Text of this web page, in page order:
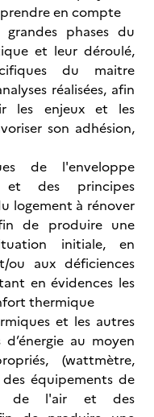
en compte
phases du
et leur déroulé,
du maitre
réalisées, afin
les enjeux et les
son adhésion,
de l'enveloppe
et des principes
logement à rénover
de produire une
initiale, en
ou aux déficiences
en évidences les
thermique
et les autres
au moyen
(wattmètre,
équipements de
de l'air et des